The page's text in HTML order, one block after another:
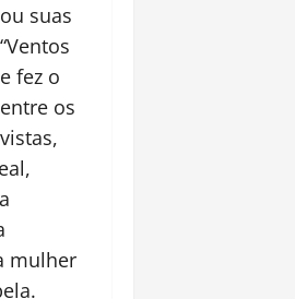
suas
fez o
os
mulher